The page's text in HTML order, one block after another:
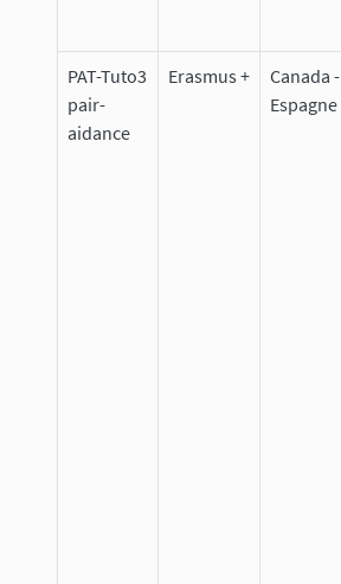
PAT-Tuto3
pair-
aidance
Erasmus +
Canada -
Espagne